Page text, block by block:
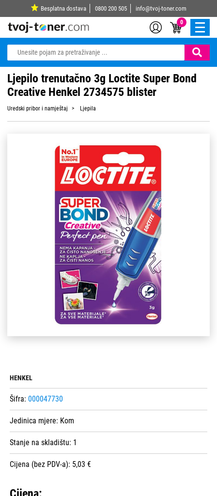
Besplatna dostava 0800 200 505 info@tvoj-toner.com
0
Ljepilo trenutačno 3g Loctite Super Bond
Creative Henkel 2734575 blister
Uredski pribor i namještaj Ljepila
HENKEL
Šifra: 000047730
Jedinica mjere: Kom
Stanje na skladištu: 1
Cijena (bez PDV-a): 5,03 €